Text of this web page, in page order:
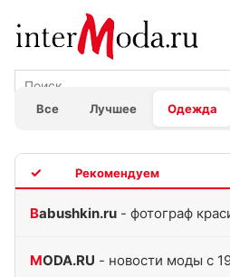
Все Лучшее Одежда
Babushkin.ru - фотограф
MODA.RU - новости моды с